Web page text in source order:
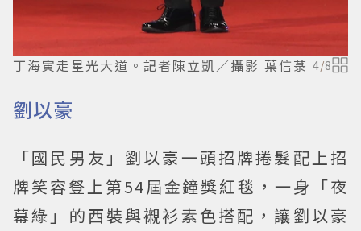
丁海寅走星光大道。記者陳立凱／攝影 葉信菉 4/8
劉以豪
「國民男友」劉以豪一頭招牌捲髮配上招
牌笑容豋上第54屆金鐘獎紅毯，一身「夜
幕綠」的西裝與襯衫素色搭配，讓劉以豪